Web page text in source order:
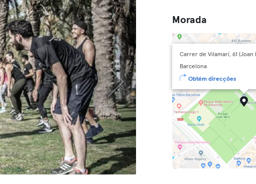
Morada
Carrer de Vilamarí, 61 (Joan
Barcelona
Obtém direcções